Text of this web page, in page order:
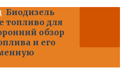
Биодизель
топливо для
обзор
и его